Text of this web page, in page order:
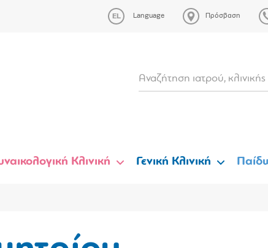
Language Πρόσβαση
Κλινική Γενική Κλινική